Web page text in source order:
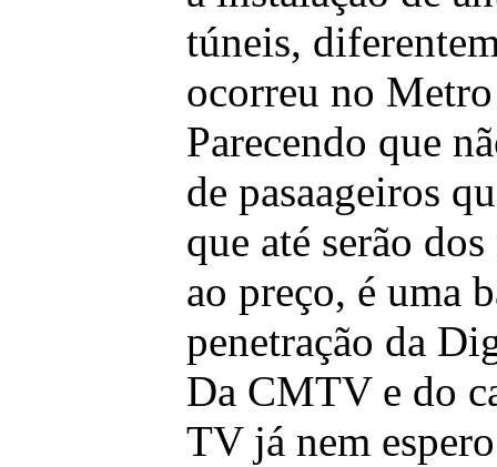
túneis,
ocorreu no
Parecendo que
de pasaageiros
que até serão
ao preço, é uma
penetração da
Da CMTV e do
TV já nem